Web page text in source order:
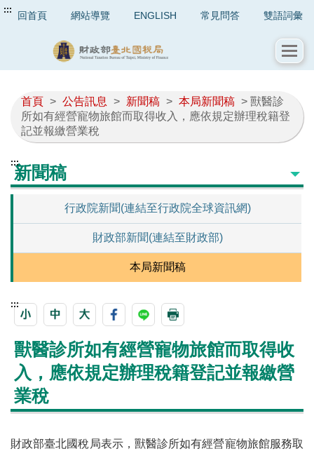
::: 回首頁 網站導覽 ENGLISH 常見問答 雙語詞彙
首頁 > 公告訊息 > 新聞稿 > 本局新聞稿 > 獸醫診
所如有經營寵物旅館而取得收入，應依規定辦理稅籍登
記並報繳營業稅
:::新聞稿
行政院新聞(連結至行政院全球資訊網)
財政部新聞(連結至財政部)
本局新聞稿
:::
獸醫診所如有經營寵物旅館而取得收
入，應依規定辦理稅籍登記並報繳營
業稅
財政部臺北國稅局表示，獸醫診所如有經營寵物旅館服務取